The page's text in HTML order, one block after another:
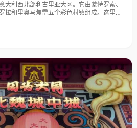
利西北部利古里亚大区。它由蒙特罗索、
拉和里奥马焦雷五个彩色村镇组成。这里依
被列为世界文化遗产。